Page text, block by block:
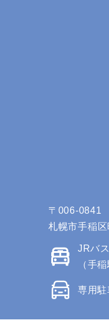
〒006-0841
札幌市手稲
JRバ
（手
専用